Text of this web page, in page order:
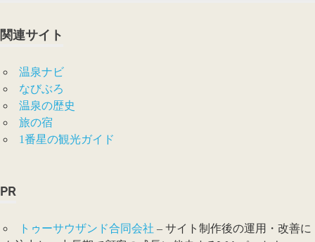
関連サイト
温泉ナビ
なびぶろ
温泉の歴史
旅の宿
1番星の観光ガイド
PR
トゥーサウザンド合同会社 – サイト制作後の運用・改善に